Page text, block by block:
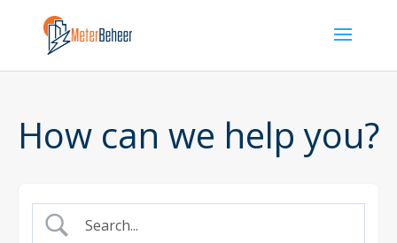
How can we help you?